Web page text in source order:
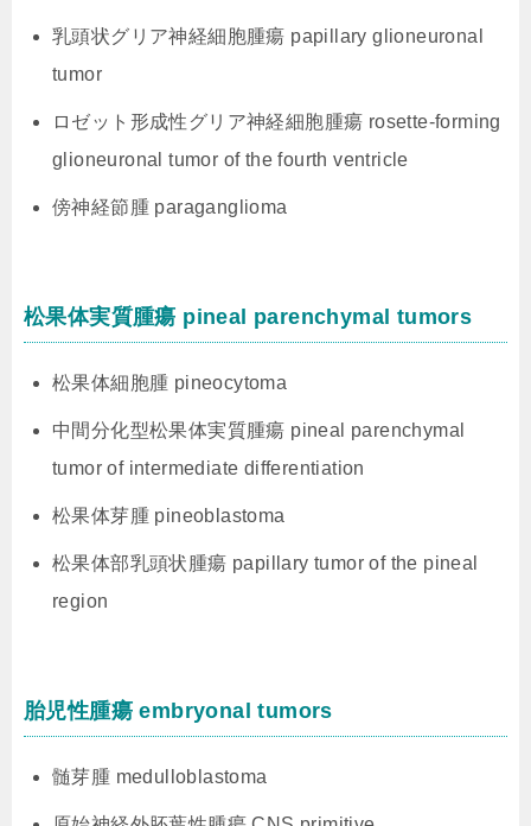
乳頭状グリア神経細胞腫瘍 papillary glioneuronal
tumor
ロゼット形成性グリア神経細胞腫瘍 rosette-forming
glioneuronal tumor of the fourth ventricle
傍神経節腫 paraganglioma
松果体実質腫瘍 pineal parenchymal tumors
松果体細胞腫 pineocytoma
中間分化型松果体実質腫瘍 pineal parenchymal
tumor of intermediate differentiation
松果体芽腫 pineoblastoma
松果体部乳頭状腫瘍 papillary tumor of the pineal
region
胎児性腫瘍 embryonal tumors
髄芽腫 medulloblastoma